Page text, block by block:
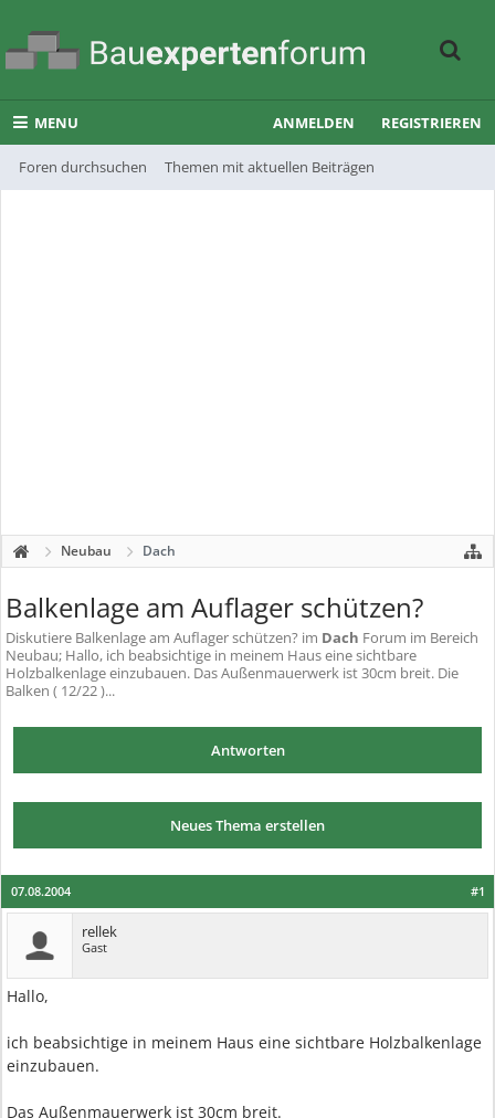
MENU
Foren durchsuchen Themen mit aktuellen Beiträgen
ANMELDEN REGISTRIEREN
Neubau Dach
Balkenlage am Auflager schützen?
Diskutiere Balkenlage am Auflager schützen? im Dach Forum im Bereich
Neubau; Hallo, ich beabsichtige in meinem Haus eine sichtbare
Holzbalkenlage einzubauen. Das Außenmauerwerk ist 30cm breit. Die
Balken ( 12/22 )...
Antworten
Neues Thema erstellen
#1
07.08.2004
rellek
Gast
Hallo,
ich beabsichtige in meinem Haus eine sichtbare Holzbalkenlage
einzubauen.
Das Außenmauerwerk ist 30cm breit.